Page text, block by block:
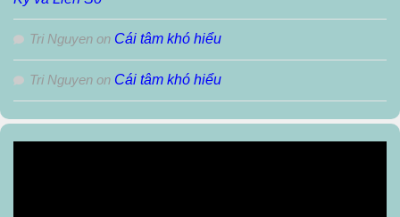
Tri Nguyen on Cái tâm khó hiểu
Tri Nguyen on Cái tâm khó hiểu